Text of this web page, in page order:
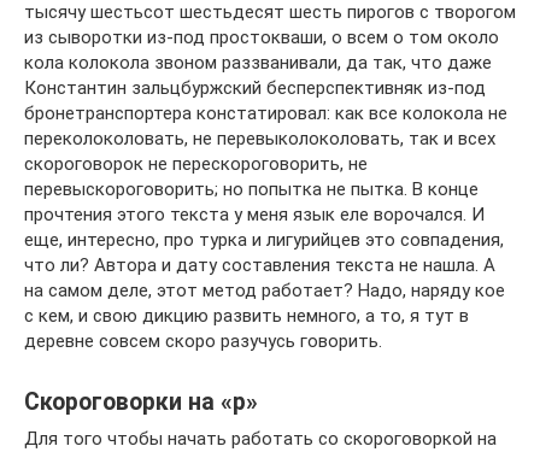
тысячу шестьсот шестьдесят шесть пирогов с творогом
из сыворотки из-под простокваши, о всем о том около
кола колокола звоном раззванивали, да так, что даже
Константин зальцбуржский бесперспективняк из-под
бронетранспортера констатировал: как все колокола не
переколоколовать, не перевыколоколовать, так и всех
скороговорок не перескороговорить, не
перевыскороговорить; но попытка не пытка. В конце
прочтения этого текста у меня язык еле ворочался. И
еще, интересно, про турка и лигурийцев это совпадения,
что ли? Автора и дату составления текста не нашла. А
на самом деле, этот метод работает? Надо, наряду кое
с кем, и свою дикцию развить немного, а то, я тут в
деревне совсем скоро разучусь говорить.
Скороговорки на «р»
Для того чтобы начать работать со скороговоркой на